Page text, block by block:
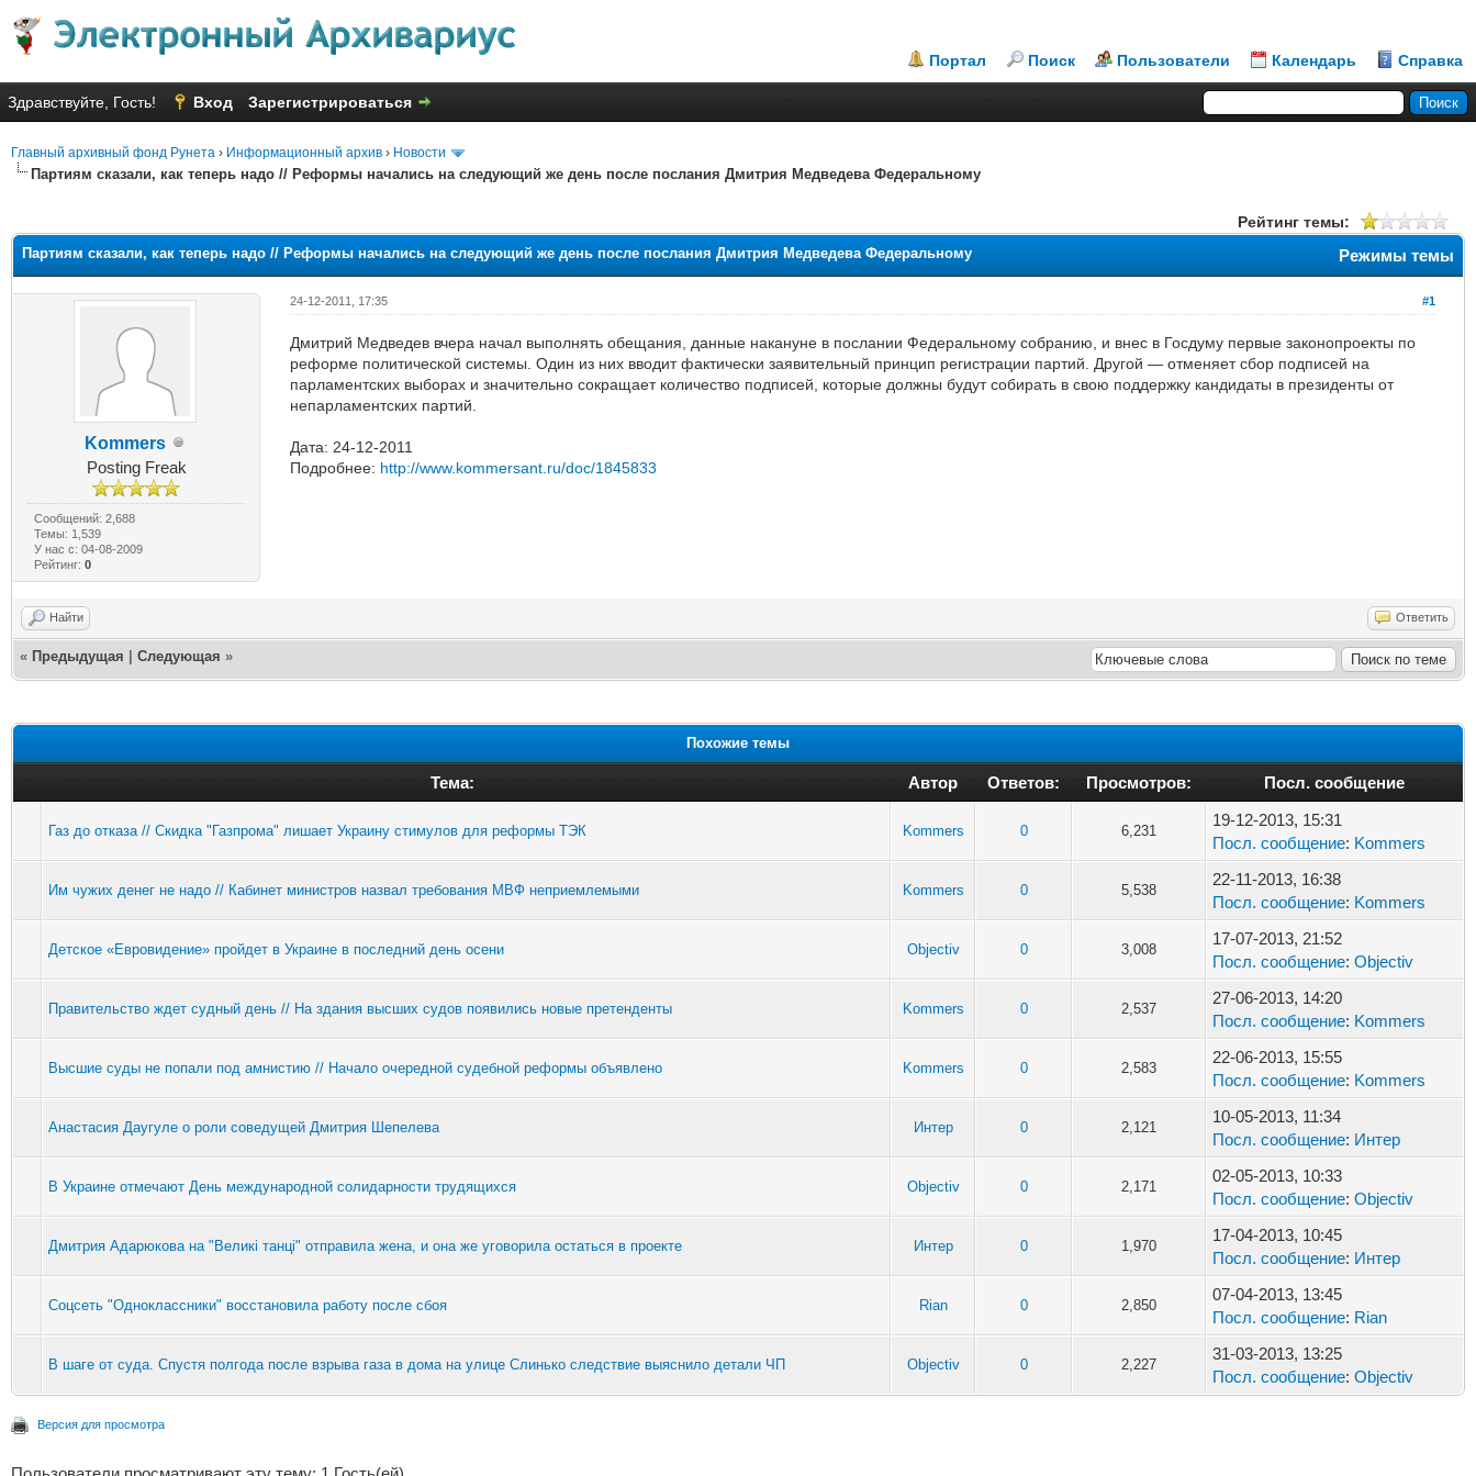
Портал Поиск Пользователи Календарь Справка
Здравствуйте, Гость! Вход Зарегистрироваться
Главный архивный фонд Рунета › Информационный архив › Новости
Партиям сказали, как теперь надо // Реформы начались на следующий же день после послания Дмитрия Медведева Федеральному
Рейтинг темы:
Режимы темы
Партиям сказали, как теперь надо // Реформы начались на следующий же день после послания Дмитрия Медведева Федеральному
Kommers
Posting Freak
Сообщений: 2,688
Темы: 1,539
У нас с: 04-08-2009
Рейтинг:0
#1
24-12-2011, 17:35
Дмитрий Медведев вчера начал выполнять обещания, данные накануне в послании Федеральному собранию, и внес в Госдуму первые законопроекты по
реформе политической системы. Один из них вводит фактически заявительный принцип регистрации партий. Другой — отменяет сбор подписей на
парламентских выборах и значительно сокращает количество подписей, которые должны будут собирать в свою поддержку кандидаты в президенты от
непарламентских партий.
Дата: 24-12-2011
Подробнее: http://www.kommersant.ru/doc/1845833
Найти Ответить
« Предыдущая Следующая »
Похожие темы
Тема: Автор Ответов: Просмотров: Посл. сообщение
Газ до отказа // Скидка "Газпрома" лишает Украину стимулов для реформы ТЭК Kommers 0 6,231
19-12-2013, 15:31
Посл. сообщение: Kommers
Им чужих денег не надо // Кабинет министров назвал требования МВФ неприемлемыми Kommers 0 5,538
22-11-2013, 16:38
Посл. сообщение: Kommers
Детское «Евровидение» пройдет в Украине в последний день осени Objectiv 0 3,008
17-07-2013, 21:52
Посл. сообщение: Objectiv
Правительство ждет судный день // На здания высших судов появились новые претенденты Kommers 0 2,537
27-06-2013, 14:20
Посл. сообщение: Kommers
Высшие суды не попали под амнистию // Начало очередной судебной реформы объявлено Kommers 0 2,583
22-06-2013, 15:55
Посл. сообщение: Kommers
Анастасия Даугуле о роли соведущей Дмитрия Шепелева Интер 0 2,121
10-05-2013, 11:34
Посл. сообщение: Интер
В Украине отмечают День международной солидарности трудящихся Objectiv 0 2,171
02-05-2013, 10:33
Посл. сообщение: Objectiv
Дмитрия Адарюкова на "Великі танці" отправила жена, и она же уговорила остаться в проекте Интер 0 1,970
17-04-2013, 10:45
Посл. сообщение: Интер
Соцсеть "Одноклассники" восстановила работу после сбоя Rian 0 2,850
07-04-2013, 13:45
Посл. сообщение: Rian
В шаге от суда. Спустя полгода после взрыва газа в дома на улице Слинько следствие выяснило детали ЧП Objectiv 0 2,227
31-03-2013, 13:25
Посл. сообщение: Objectiv
Версия для просмотра